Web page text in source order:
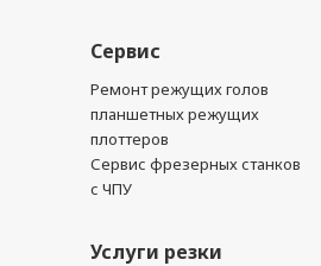
Сервис
Ремонт режущих голов
планшетных режущих
плоттеров
Сервис фрезерных станков
с ЧПУ
Услуги резки